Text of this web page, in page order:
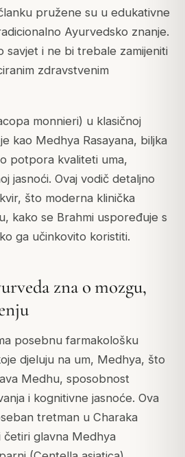
pružene su u edukativne
Ayurvedsko znanje.
savjet i ne bi trebale zamijeniti
zdravstvenim
monnieri) u klasičnoj
kao Medhya Rasayana, biljka
potpora kvaliteti uma,
jasnoći. Ovaj vodič detaljno
što moderna klinička
kako se Brahmi uspoređuje s
ga učinkovito koristiti.
zna o mozgu,
posebnu farmakološku
djeluju na um, Medhya, što
Medhu, sposobnost
i kognitivne jasnoće. Ova
tretman u Charaka
četiri glavna Medhya